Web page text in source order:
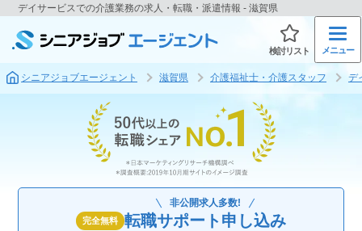
デイサービスでの介護業務の求人・転職・派遣情報 - 滋賀県
検討リスト メニュー
シニアジョブエージェント 滋賀県 介護福祉士・介護スタッフ デ
完全無料
非公開求人多数!
転職サポート申し込み